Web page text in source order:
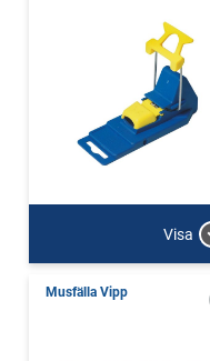
Visa
Musfälla Vipp